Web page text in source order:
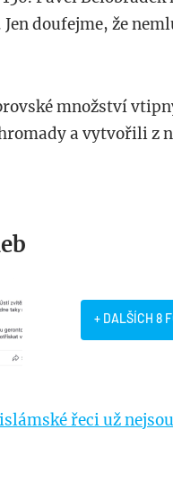
doufejme, že
množství
a vytvořili z
+ DALŠÍCH 8
řeci už